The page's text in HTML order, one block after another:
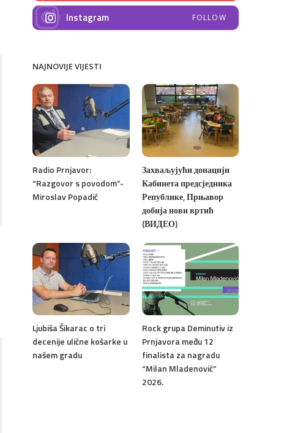
Instagram FOLLOW
NAJNOVIJE VIJESTI
Radio Prnjavor:
“Razgovor s povodom”-
Miroslav Popadić
Захваљујући донацији
Кабинета предсједника
Републике, Прњавор
добија нови вртић
(ВИДЕО)
Ljubiša Šikarac o tri
decenije ulične košarke u
našem gradu
Rock grupa Deminutiv iz
Prnjavora među 12
finalista za nagradu
“Milan Mladenović”
2026.